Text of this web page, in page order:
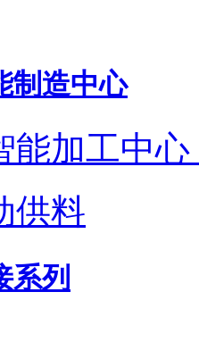
制造中心
能加工中
供料
系列